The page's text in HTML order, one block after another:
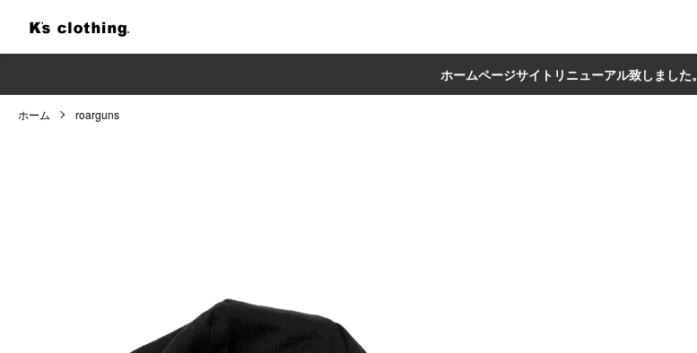
ホームページサイトリニューアル致しました。
ホーム roarguns